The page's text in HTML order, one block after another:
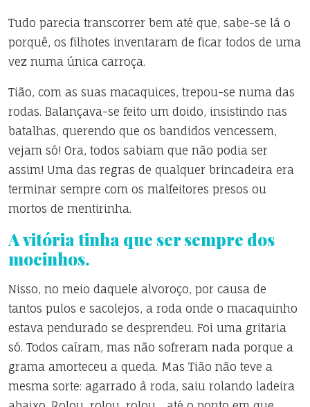
Tudo parecia transcorrer bem até que, sabe-se lá o
porquê, os filhotes inventaram de ficar todos de uma
vez numa única carroça.
Tião, com as suas macaquices, trepou-se numa das
rodas. Balançava-se feito um doido, insistindo nas
batalhas, querendo que os bandidos vencessem,
vejam só! Ora, todos sabiam que não podia ser
assim! Uma das regras de qualquer brincadeira era
terminar sempre com os malfeitores presos ou
mortos de mentirinha.
A vitória tinha que ser sempre dos
mocinhos.
Nisso, no meio daquele alvoroço, por causa de
tantos pulos e sacolejos, a roda onde o macaquinho
estava pendurado se desprendeu. Foi uma gritaria
só. Todos caíram, mas não sofreram nada porque a
grama amorteceu a queda. Mas Tião não teve a
mesma sorte: agarrado à roda, saiu rolando ladeira